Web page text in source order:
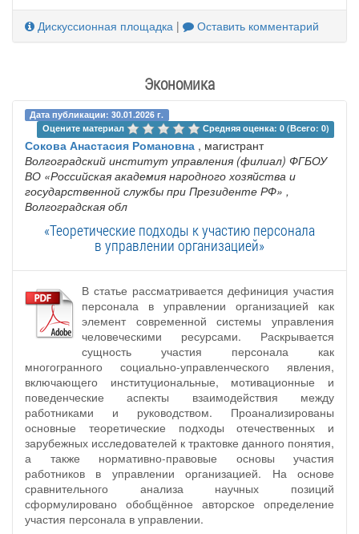
Дискуссионная площадка | Оставить комментарий
Экономика
Дата публикации: 30.01.2026 г.
Оцените материал
Средняя оценка: 0 (Всего: 0)
Сокова Анастасия Романовна , магистрант
Волгоградский институт управления (филиал) ФГБОУ
ВО «Российская академия народного хозяйства и
государственной службы при Президенте РФ» ,
Волгоградская обл
«Теоретические подходы к участию персонала
в управлении организацией»
В статье рассматривается дефиниция участия
персонала в управлении организацией как
элемент современной системы управления
человеческими ресурсами. Раскрывается
сущность участия персонала как
многогранного социально-управленческого явления,
включающего институциональные, мотивационные и
поведенческие аспекты взаимодействия между
работниками и руководством. Проанализированы
основные теоретические подходы отечественных и
зарубежных исследователей к трактовке данного понятия,
а также нормативно-правовые основы участия
работников в управлении организацией. На основе
сравнительного анализа научных позиций
сформулировано обобщённое авторское определение
участия персонала в управлении.